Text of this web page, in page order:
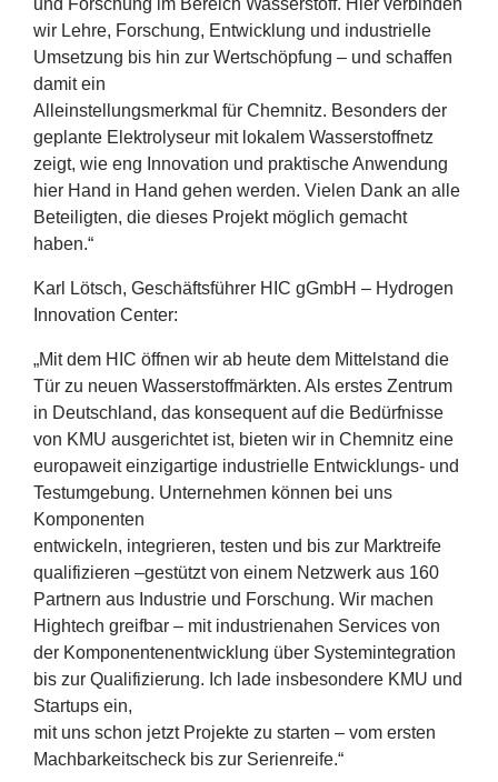
und Forschung im Bereich Wasserstoff. Hier verbinden
wir Lehre, Forschung, Entwicklung und industrielle
Umsetzung bis hin zur Wertschöpfung – und schaffen
damit ein
Alleinstellungsmerkmal für Chemnitz. Besonders der
geplante Elektrolyseur mit lokalem Wasserstoffnetz
zeigt, wie eng Innovation und praktische Anwendung
hier Hand in Hand gehen werden. Vielen Dank an alle
Beteiligten, die dieses Projekt möglich gemacht
haben.“
Karl Lötsch, Geschäftsführer HIC gGmbH – Hydrogen
Innovation Center:
„Mit dem HIC öffnen wir ab heute dem Mittelstand die
Tür zu neuen Wasserstoffmärkten. Als erstes Zentrum
in Deutschland, das konsequent auf die Bedürfnisse
von KMU ausgerichtet ist, bieten wir in Chemnitz eine
europaweit einzigartige industrielle Entwicklungs- und
Testumgebung. Unternehmen können bei uns
Komponenten
entwickeln, integrieren, testen und bis zur Marktreife
qualifizieren –gestützt von einem Netzwerk aus 160
Partnern aus Industrie und Forschung. Wir machen
Hightech greifbar – mit industrienahen Services von
der Komponentenentwicklung über Systemintegration
bis zur Qualifizierung. Ich lade insbesondere KMU und
Startups ein,
mit uns schon jetzt Projekte zu starten – vom ersten
Machbarkeitscheck bis zur Serienreife.“